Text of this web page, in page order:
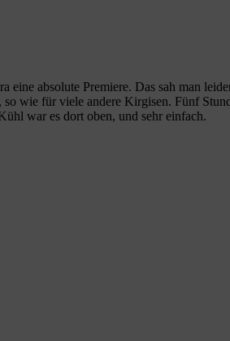
absolute Premiere. Das sah man
wie für viele andere Kirgisen. Fünf
war es dort oben, und sehr einfach.